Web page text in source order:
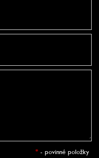
* - povinné položky